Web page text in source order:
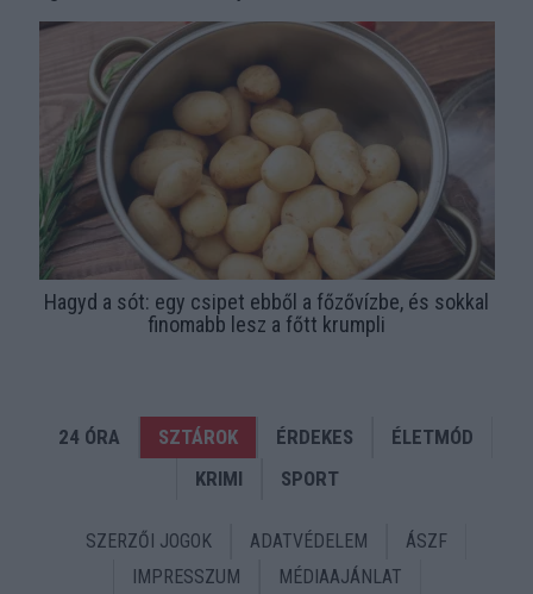
Hagyd a sót: egy csipet ebből a főzővízbe, és sokkal
finomabb lesz a főtt krumpli
24 ÓRA SZTÁROK ÉRDEKES
ÉLETMÓD
KRIMI
SPORT
SZERZŐI JOGOK ADATVÉDELEM
ÁSZF
IMPRESSZUM
MÉDIAAJÁNLAT